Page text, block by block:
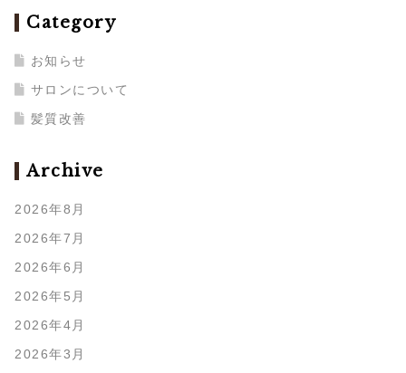
Category
お知らせ
サロンについて
髪質改善
Archive
2026年8月
2026年7月
2026年6月
2026年5月
2026年4月
2026年3月